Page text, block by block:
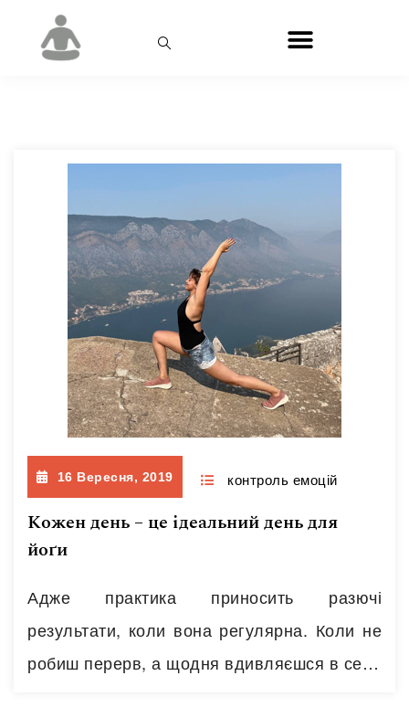
16 Вересня, 2019 контроль емоцій
Кожен день – це ідеальний день для
йоґи
Адже практика приносить разючі
результати, коли вона регулярна. Коли не
робиш перерв, а щодня вдивляєшся в себе